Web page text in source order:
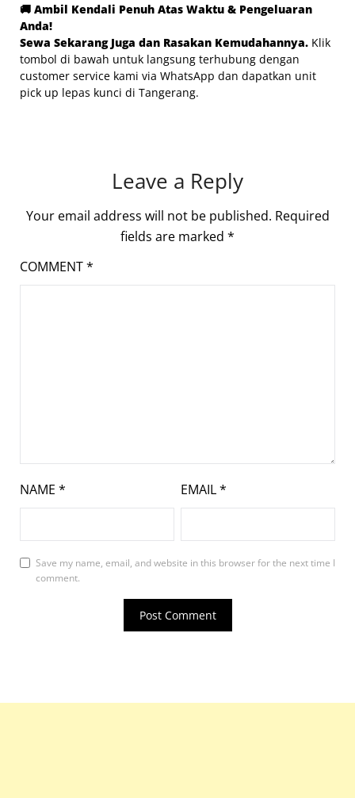
🚚 Ambil Kendali Penuh Atas Waktu & Pengeluaran
Anda!
Sewa Sekarang Juga dan Rasakan Kemudahannya. Klik
tombol di bawah untuk langsung terhubung dengan
customer service kami via WhatsApp dan dapatkan unit
pick up lepas kunci di Tangerang.
Leave a Reply
Your email address will not be published. Required
fields are marked *
COMMENT*
NAME * EMAIL*
Save my name, email, and website in this browser for the next time I
comment.